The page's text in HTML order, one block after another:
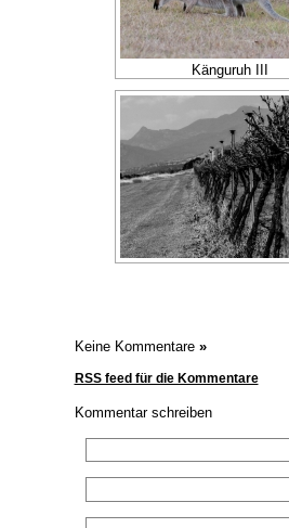
Känguruh III
Keine Kommentare »
RSS feed für die Kommentare
Kommentar schreiben